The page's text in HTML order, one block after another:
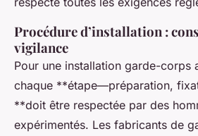
Procédure d’installation :
vigilance
Pour une installation garde-corps
chaque **étape—préparation,
**doit être respectée par des
expérimentés. Les fabricants de